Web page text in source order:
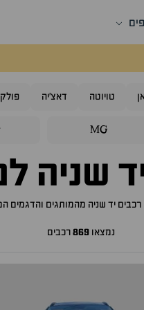
טויוטה דאצ'יה
MG
שניה
נמצאו 869רכבים